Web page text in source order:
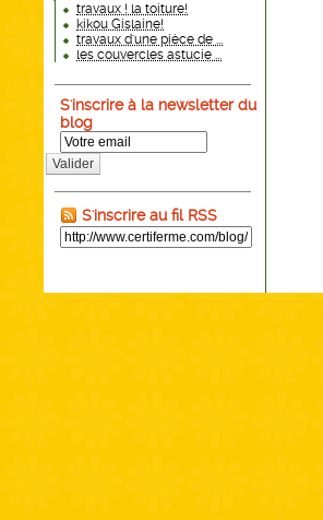
travaux ! la toiture!
kikou Gislaine!
travaux d'une pièce de ...
les couvercles astucie ...
S'inscrire à la newsletter du
blog
Valider
S'inscrire au fil RSS